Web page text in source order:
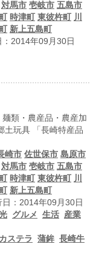
対馬市 壱岐市 五島市
時津町 東彼杵町
川
新上五島町
：2014年09月30日
類・農産品・農産加
土玩具 「長崎特産品
崎市 佐世保市 島原市
対馬市 壱岐市 五島市
時津町 東彼杵町
川
新上五島町
日：2014年09月30日
グルメ 生活
産業
カステラ 蒲鉾 長崎牛